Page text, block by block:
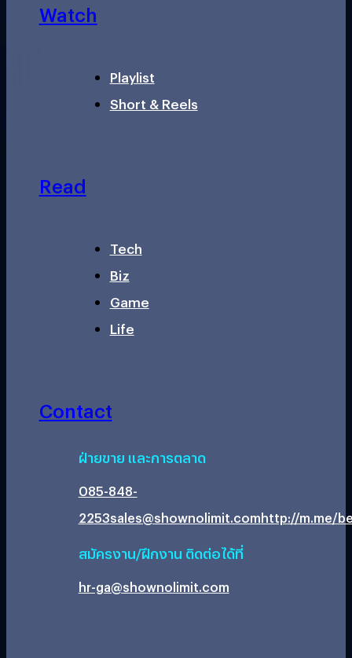
Watch
Playlist
Short & Reels
Read
Tech
Biz
Game
Life
Contact
ฝ่ายขาย และการตลาด
085-848-
2253sales@shownolimit.comhttp://m.me/
สมัครงาน/ฝึกงาน ติดต่อได้ที่
hr-ga@shownolimit.com